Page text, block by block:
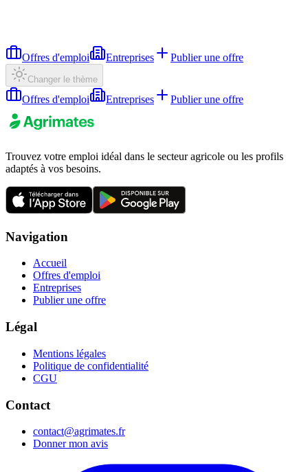
Offres d'emploi Entreprises Publier une offre
Changer le thème
Offres d'emploi Entreprises Publier une offre
Trouvez votre emploi idéal dans le secteur agricole ou les profils
adaptés à vos besoins.
Navigation
Accueil
Offres d'emploi
Entreprises
Publier une offre
Légal
Mentions légales
Politique de confidentialité
CGU
Contact
contact@agrimates.fr
Donner mon avis